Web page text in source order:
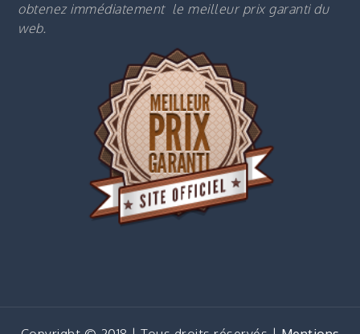
obtenez immédiatement le meilleur prix garanti du
web.